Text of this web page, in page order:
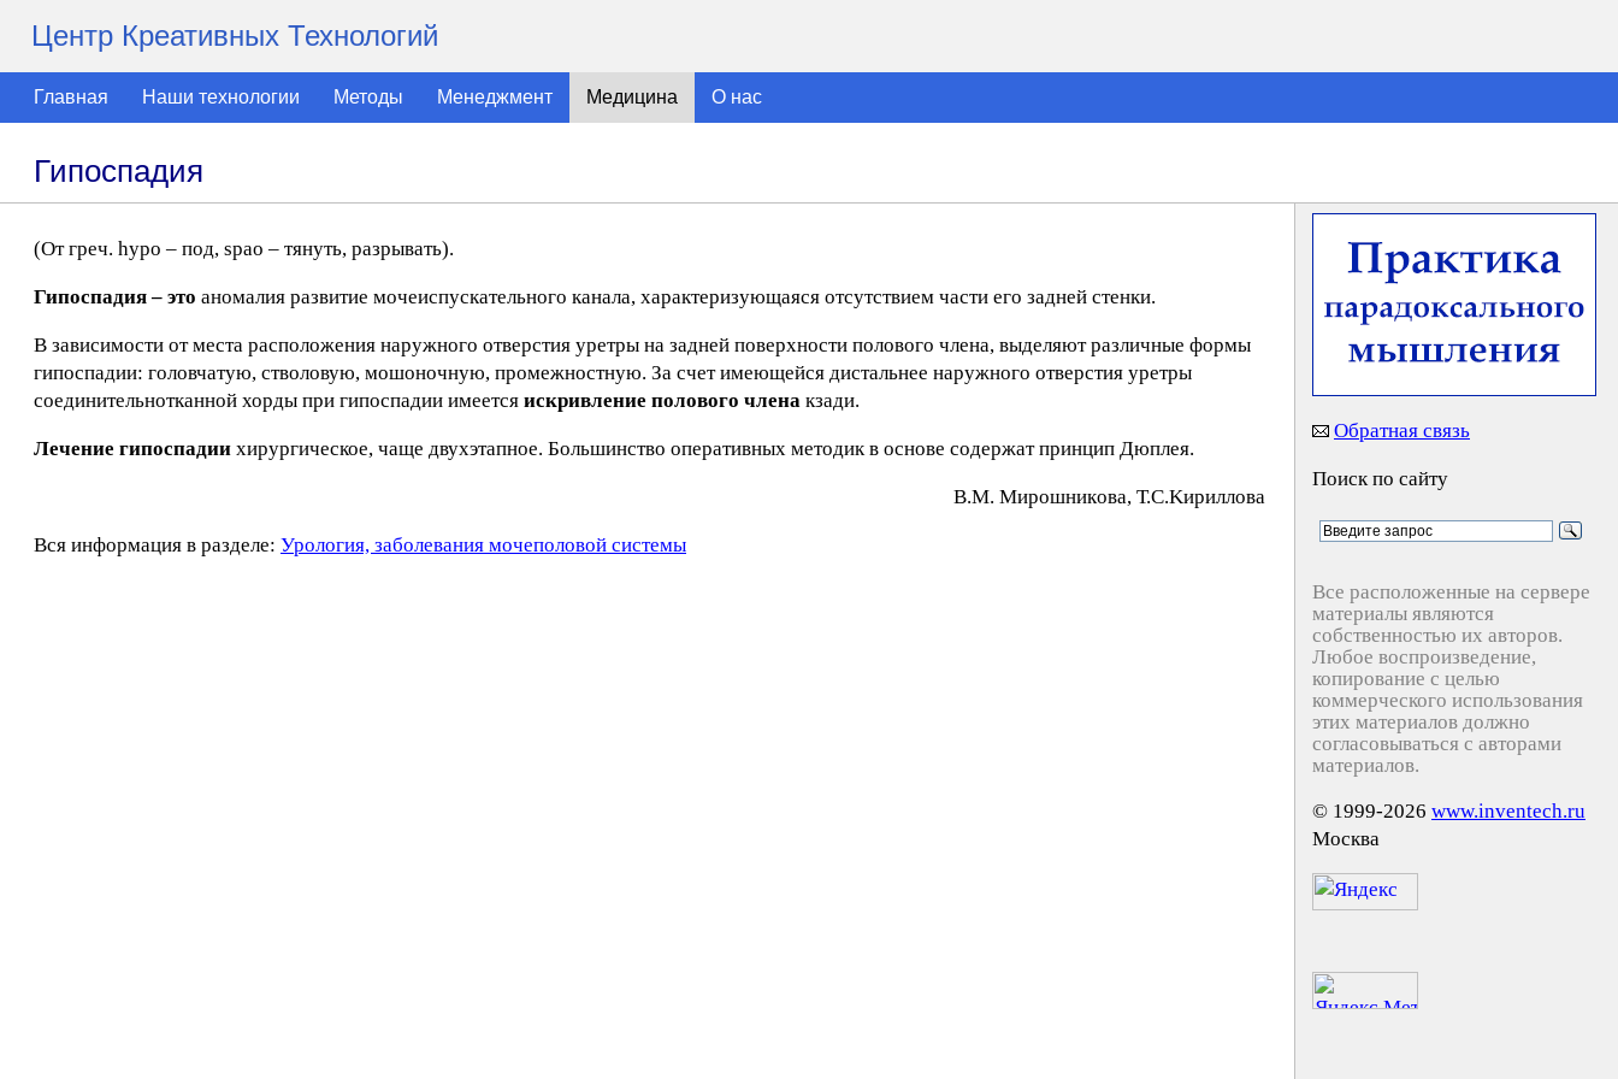
Центр Креативных Технологий
Главная Наши технологии Методы Менеджмент Медицина О нас
Гипоспадия
(От греч. hypo – под, spao – тянуть, разрывать).
Гипоспадия – это аномалия развитие мочеиспускательного канала, характеризующаяся отсутствием части его задней стенки.
В зависимости от места расположения наружного отверстия уретры на задней поверхности полового члена, выделяют различные формы
гипоспадии: головчатую, стволовую, мошоночную, промежностную. За счет имеющейся дистальнее наружного отверстия уретры
соединительнотканной хорды при гипоспадии имеется искривление полового члена кзади.
Лечение гипоспадии хирургическое, чаще двухэтапное. Большинство оперативных методик в основе содержат принцип Дюплея.
В.М. Mиpoшникoвa, Т.С.Kиpиллoвa
Вся информация в разделе: Урология, заболевания мочеполовой системы
Обратная связь
Поиск по сайту
Все расположенные на сервере
материалы являются
собственностью их авторов.
Любое воспроизведение,
копирование с целью
коммерческого использования
этих материалов должно
согласовываться с авторами
материалов.
© 1999-2026 www.inventech.ru
Москва